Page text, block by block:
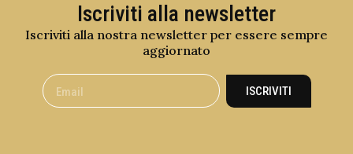
Iscriviti alla newsletter
Iscriviti alla nostra newsletter per essere sempre
aggiornato
ISCRIVITI